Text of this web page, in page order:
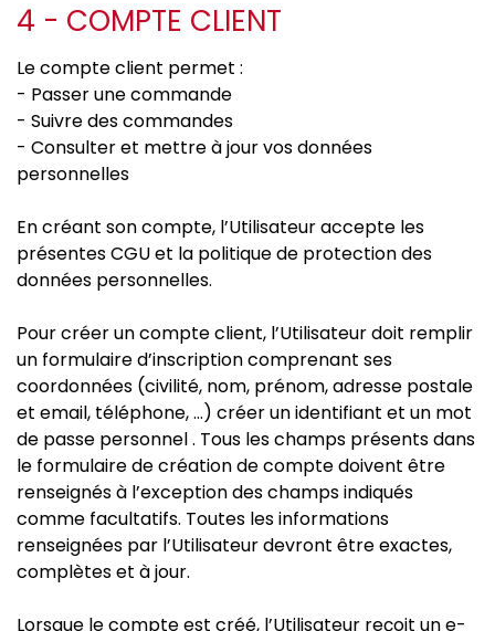
4 - COMPTE CLIENT
Le compte client permet :
- Passer une commande
- Suivre des commandes
- Consulter et mettre à jour vos données
personnelles
En créant son compte, l’Utilisateur accepte les
présentes CGU et la politique de protection des
données personnelles.
Pour créer un compte client, l’Utilisateur doit remplir
un formulaire d’inscription comprenant ses
coordonnées (civilité, nom, prénom, adresse postale
et email, téléphone, …) créer un identifiant et un mot
de passe personnel . Tous les champs présents dans
le formulaire de création de compte doivent être
renseignés à l’exception des champs indiqués
comme facultatifs. Toutes les informations
renseignées par l’Utilisateur devront être exactes,
complètes et à jour.
Lorsque le compte est créé, l’Utilisateur reçoit un e-